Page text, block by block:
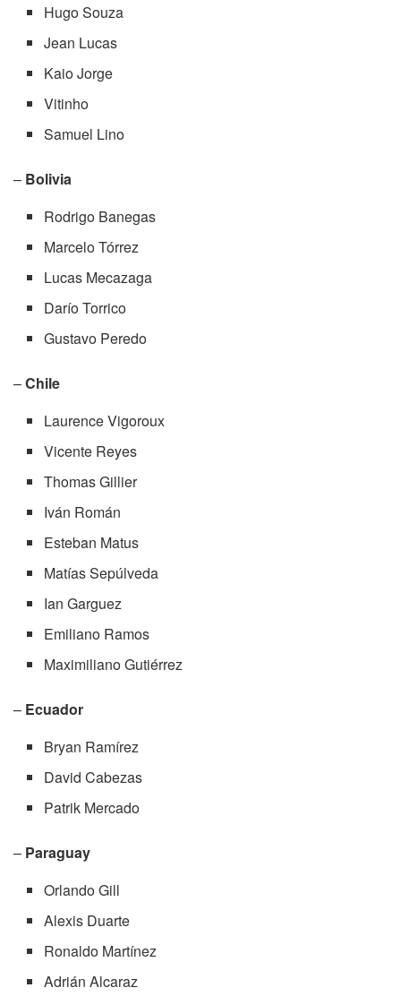
Hugo Souza
Jean Lucas
Kaio Jorge
Vitinho
Samuel Lino
– Bolivia
Rodrigo Banegas
Marcelo Tórrez
Lucas Mecazaga
Darío Torrico
Gustavo Peredo
–Chile
Laurence Vigoroux
Vicente Reyes
Thomas Gillier
Iván Román
Esteban Matus
Matías Sepúlveda
Ian Garguez
Emiliano Ramos
Maximiliano Gutiérrez
– Ecuador
Bryan Ramírez
David Cabezas
Patrik Mercado
– Paraguay
Orlando Gill
Alexis Duarte
Ronaldo Martínez
Adrián Alcaraz